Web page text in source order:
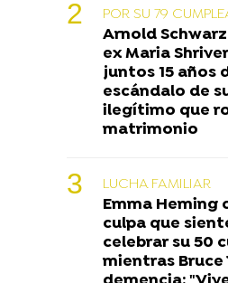
POR SU 79
Arnold
ex Maria
juntos 15 años
escándalo de
ilegítimo que
matrimonio
LUCHA FAMILIAR
Emma Heming
culpa que
celebrar su 50
mientras Bruce